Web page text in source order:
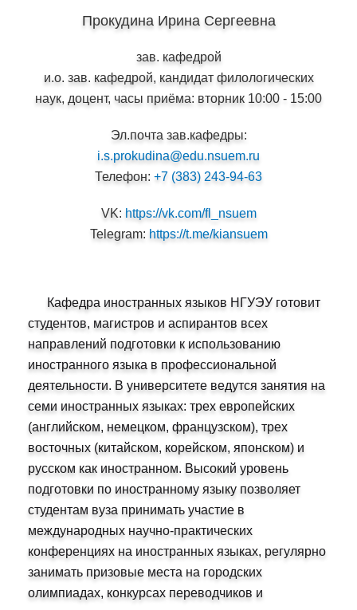
Прокудина Ирина Сергеевна
зав. кафедрой
и.о. зав. кафедрой, кандидат филологических
наук, доцент, часы приёма: вторник 10:00 - 15:00
Эл.почта зав.кафедры:
i.s.prokudina@edu.nsuem.ru
Телефон: +7 (383) 243-94-63
VK: https://vk.com/fl_nsuem
Telegram: https://t.me/kiansuem
Кафедра иностранных языков НГУЭУ готовит
студентов, магистров и аспирантов всех
направлений подготовки к использованию
иностранного языка в профессиональной
деятельности. В университете ведутся занятия на
семи иностранных языках: трех европейских
(английском, немецком, французском), трех
восточных (китайском, корейском, японском) и
русском как иностранном. Высокий уровень
подготовки по иностранному языку позволяет
студентам вуза принимать участие в
международных научно-практических
конференциях на иностранных языках, регулярно
занимать призовые места на городских
олимпиадах, конкурсах переводчиков и